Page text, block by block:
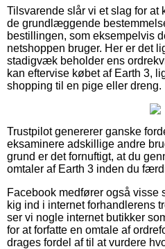
Tilsvarende slår vi et slag for at
de grundlæggende
bestillingen, som eksempelvis
netshoppen bruger. Her er det
stadigvæk beholder ens
kan eftervise købet af Earth 3,
shopping til en pige eller dreng.
Trustpilot genererer ganske
eksaminere adskillige andre
grund er det fornuftigt, at du
omtaler af Earth 3 inden du
Facebook medfører også visse
kig ind i internet forhandlerens
ser vi nogle internet butikker
for at forfatte en omtale af
drages fordel af til at vurdere